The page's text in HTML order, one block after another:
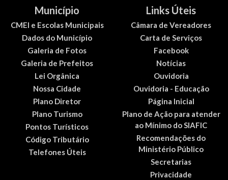
Município
CMEI e Escolas Municipais
Dados do Município
Galeria de Fotos
Galeria de Prefeitos
Lei Orgânica
Nossa Cidade
Plano Diretor
Plano Turismo
Pontos Turísticos
Código Tributário
Telefones Úteis
Links Úteis
Câmara de Vereadores
Carta de Serviços
Facebook
Notícias
Ouvidoria
Ouvidoria - Educação
Página Inicial
Plano de Ação para atender
ao Mínimo do SIAFIC
Recomendações do
Ministério Público
Secretarias
Privacidade